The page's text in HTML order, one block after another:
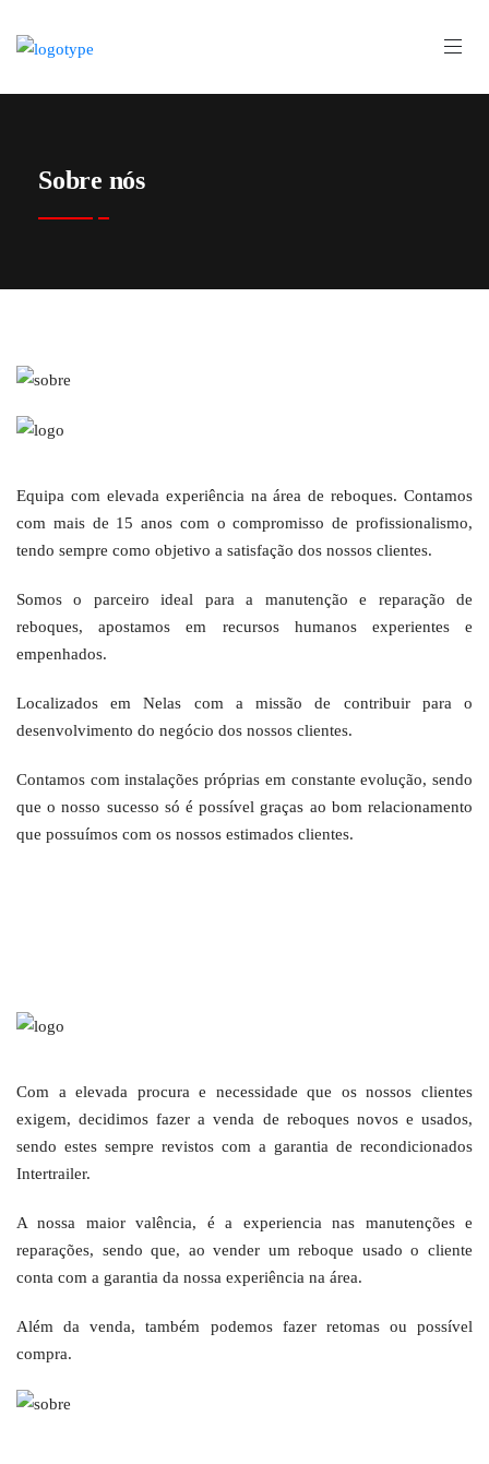
Sobre nós
Equipa com elevada experiência na área de reboques. Contamos
com mais de 15 anos com o compromisso de profissionalismo,
tendo sempre como objetivo a satisfação dos nossos clientes.
Somos o parceiro ideal para a manutenção e reparação de
reboques, apostamos em recursos humanos experientes e
empenhados.
Localizados em Nelas com a missão de contribuir para o
desenvolvimento do negócio dos nossos clientes.
Contamos com instalações próprias em constante evolução, sendo
que o nosso sucesso só é possível graças ao bom relacionamento
que possuímos com os nossos estimados clientes.
Com a elevada procura e necessidade que os nossos clientes
exigem, decidimos fazer a venda de reboques novos e usados,
sendo estes sempre revistos com a garantia de recondicionados
Intertrailer.
A nossa maior valência, é a experiencia nas manutenções e
reparações, sendo que, ao vender um reboque usado o cliente
conta com a garantia da nossa experiência na área.
Além da venda, também podemos fazer retomas ou possível
compra.